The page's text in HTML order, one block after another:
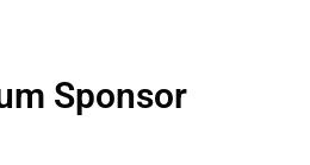
Sponsor